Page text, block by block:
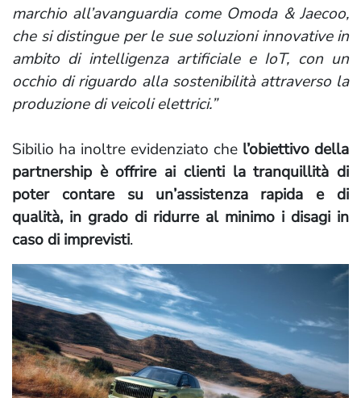
marchio all’avanguardia come Omoda & Jaecoo,
che si distingue per le sue soluzioni innovative in
ambito di intelligenza artificiale e IoT, con un
occhio di riguardo alla sostenibilità attraverso la
produzione di veicoli elettrici.”
Sibilio ha inoltre evidenziato che l’obiettivo della
partnership è offrire ai clienti la tranquillità di
poter contare su un’assistenza rapida e di
qualità, in grado di ridurre al minimo i disagi in
caso di imprevisti.